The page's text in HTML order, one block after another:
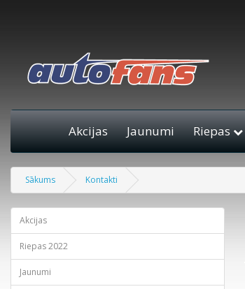
Akcijas Jaunumi Riepas
Sākums Kontakti
Akcijas
Riepas 2022
Jaunumi